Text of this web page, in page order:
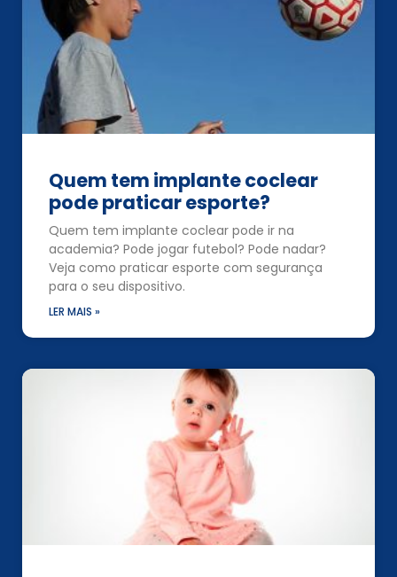
Quem tem implante coclear
pode praticar esporte?
Quem tem implante coclear pode ir na
academia? Pode jogar futebol? Pode nadar?
Veja como praticar esporte com segurança
para o seu dispositivo.
LER MAIS »